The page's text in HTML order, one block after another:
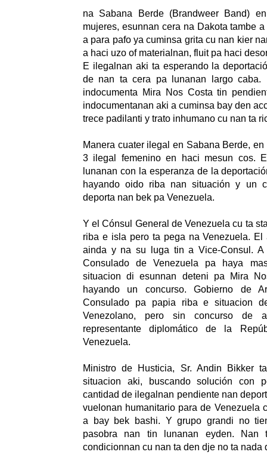
na Sabana Berde (Brandweer Band)
mujeres, esunnan cera na Dakota tambe
a para pafo ya cuminsa grita cu nan kier
a haci uzo of materialnan, fluit pa haci
E ilegalnan aki ta esperando la
de nan ta cera pa lunanan largo caba.
indocumenta Mira Nos Costa tin
indocumentanan aki a cuminsa bay den
trece padilanti y trato inhumano cu nan ta
Manera cuater ilegal en Sabana Berde,
3 ilegal femenino en haci mesun cos.
lunanan con la esperanza de la
hayando oido riba nan situación y un
deporta nan bek pa Venezuela.
Y el Cónsul General de Venezuela cu ta
riba e isla pero ta pega na Venezuela.
ainda y na su luga tin a Vice-Consul. A
Consulado de Venezuela pa haya
situacion di esunnan deteni pa Mira
hayando un concurso. Gobierno de
Consulado pa papia riba e situacion
Venezolano, pero sin concurso de
representante diplomático de la
Venezuela.
Ministro de Husticia, Sr. Andin Bikker
situacion aki, buscando solución con
cantidad de ilegalnan pendiente nan
vuelonan humanitario para de Venezuela
a bay bek bashi. Y grupo grandi no
pasobra nan tin lunanan eyden.
condicionnan cu nan ta den dje no ta nada